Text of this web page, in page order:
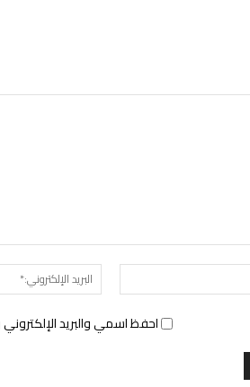
الموقع:
احفظ اسمي والبريد